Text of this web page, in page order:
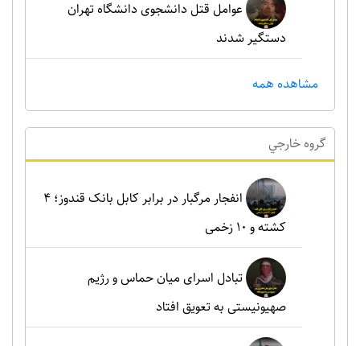
عوامل قتل دانشجوی دانشگاه تهران
دستگیر شدند
مشاهده همه
گروه خارجي
انفجار مرگبار در برابر کابل بانک قندوز؛ ۴
کشته و ۱۰ زخمی
تبادل اسرای میان حماس و رژیم
صهیونیستی به تعویق افتاد